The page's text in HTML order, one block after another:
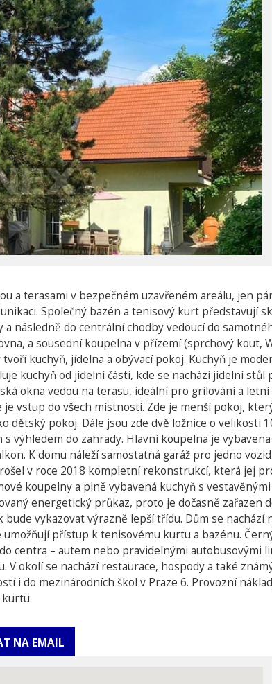
a terasami v bezpečném uzavřeném areálu, jen
Společný bazén a tenisový kurt představují
následně do centrální chodby vedoucí do
a sousední koupelna v přízemí (sprchový kout,
kuchyň, jídelna a obývací pokoj. Kuchyň je
kuchyň od jídelní části, kde se nachází jídelní
okna vedou na terasu, ideální pro grilování a
vstup do všech místností. Zde je menší pokoj,
dětský pokoj. Dále jsou zde dvě ložnice o velikosti
výhledem do zahrady. Hlavní koupelna je
K domu náleží samostatná garáž pro jedno
v roce 2018 kompletní rekonstrukcí, která jej
koupelny a plně vybavená kuchyň s
energetický průkaz, proto je dočasně zařazen
vykazovat výrazně lepší třídu. Dům se
přístup k tenisovému kurtu a bazénu.
centra – autem nebo pravidelnými autobusovými
okolí se nachází restaurace, hospody a také
i do mezinárodních škol v Praze 6. Provozní
NA EMAIL